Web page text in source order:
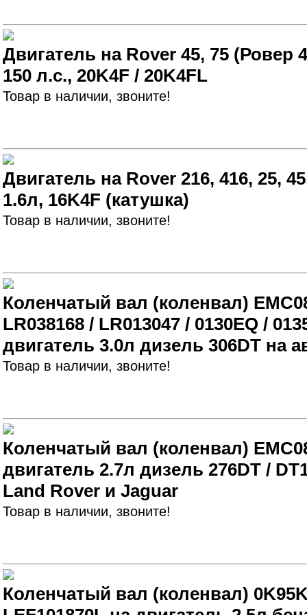
Двигатель на Rover 45, 75 (Ровер
150 л.с., 20K4F / 20K4FL
Товар в наличии, звоните!
Двигатель на Rover 216, 416, 25,
1.6л, 16K4F (катушка)
Товар в наличии, звоните!
Коленчатый вал (коленвал)
LR038168 / LR013047 / 0130EQ /
двигатель 3.0л дизель 306DT на
Товар в наличии, звоните!
Коленчатый вал (коленвал)
двигатель 2.7л дизель 276DT /
Land Rover и Jaguar
Товар в наличии, звоните!
Коленчатый вал (коленвал)